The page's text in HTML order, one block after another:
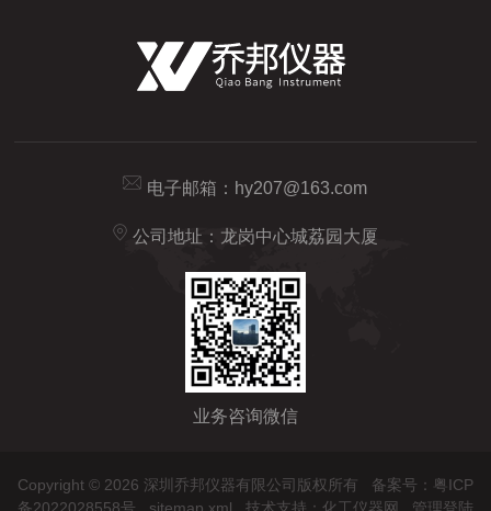
电子邮箱： hy207@163.com
公司地址：龙岗中心城荔园大厦
业务咨询微信
Copyright © 2026 深圳乔邦仪器有限公司版权所有 备案号：粤ICP